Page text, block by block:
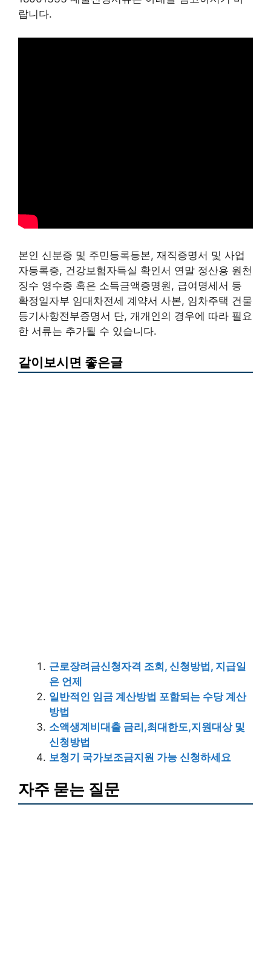
랍니다.
본인 신분증 및 주민등록등본, 재직증명서 및 사업
자등록증, 건강보험자득실 확인서 연말 정산용 원천
징수 영수증 혹은 소득금액증명원, 급여명세서 등
확정일자부 임대차전세 계약서 사본, 임차주택 건물
등기사항전부증명서 단, 개개인의 경우에 따라 필요
한 서류는 추가될 수 있습니다.
같이보시면 좋은글
근로장려금신청자격 조회, 신청방법, 지급일
은 언제
일반적인 임금 계산방법 포함되는 수당 계산
방법
소액생계비대출 금리,최대한도,지원대상 및
신청방법
보청기 국가보조금지원 가능 신청하세요
자주 묻는 질문